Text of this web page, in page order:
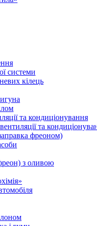
системи
кілець
та кондиціонування
та
фреоном)
з оливою